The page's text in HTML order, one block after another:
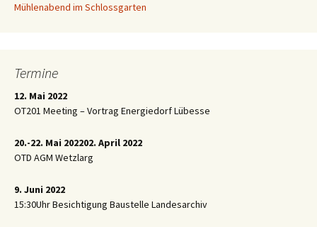
Mühlenabend im Schlossgarten
Termine
12. Mai 2022
OT201 Meeting – Vortrag Energiedorf Lübesse
20.-22. Mai 202202. April 2022
OTD AGM Wetzlarg
9. Juni 2022
15:30Uhr Besichtigung Baustelle Landesarchiv